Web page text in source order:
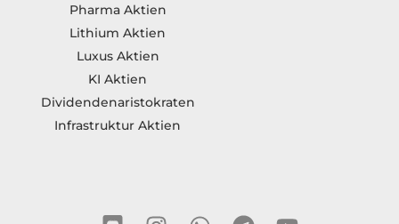
Pharma Aktien
Lithium Aktien
Luxus Aktien
KI Aktien
Dividendenaristokraten
Infrastruktur Aktien